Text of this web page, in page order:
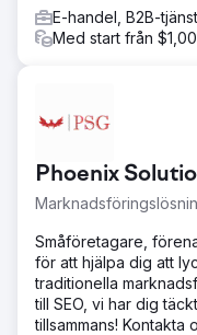
E-handel, B2B-
Med start från
Phoenix
Småföretagare,
för att hjälpa dig att
traditionella
till SEO, vi har dig
tillsammans! Kontakta